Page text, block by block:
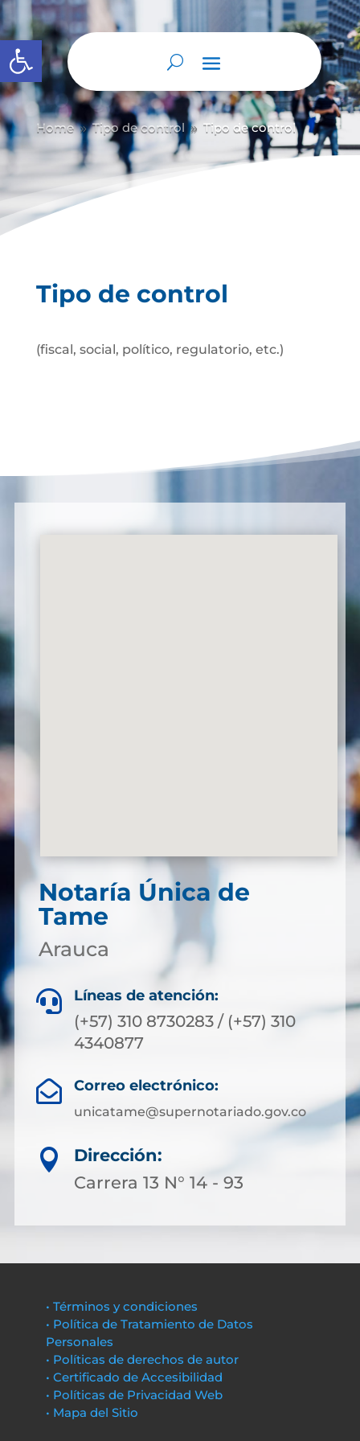
Abrir barra de herramientas
Home 9 Tipo de control 9 Tipo de control
Tipo de control
(fiscal, social, político, regulatorio, etc.)
Notaría Única de
Tame
Arauca
 Líneas de atención:
(+57) 310 8730283 / (+57) 310
4340877
 Correo electrónico:
unicatame@supernotariado.gov.co

Dirección:
Carrera 13 N° 14 - 93
• Términos y condiciones
• Política de Tratamiento de Datos
Personales
• Políticas de derechos de autor
• Certificado de Accesibilidad
• Políticas de Privacidad Web
• Mapa del Sitio